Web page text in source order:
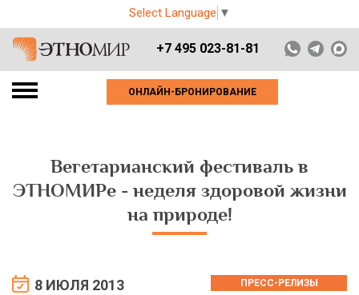
Select Language ▼
+7 495 023-81-81
ОНЛАЙН-БРОНИРОВАНИЕ
Вегетарианский фестиваль в
ЭТНОМИРе - неделя здоровой жизни
на природе!
8 ИЮЛЯ 2013 ПРЕСС-РЕЛИЗЫ